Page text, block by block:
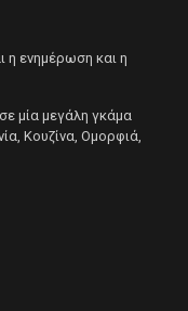
η ενημέρωση και η
μία μεγάλη γκάμα
Κουζίνα, Ομορφιά,